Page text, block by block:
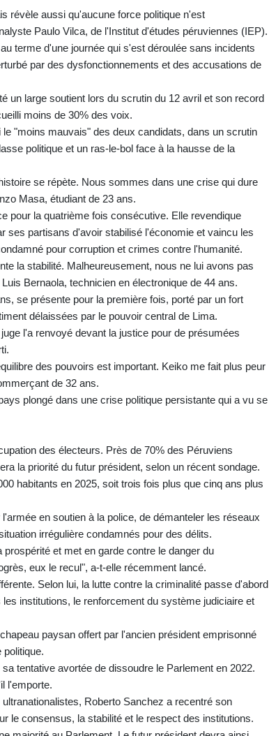
révèle aussi qu'aucune force politique n'est
Paulo Vilca, de l'Institut d'études péruviennes (IEP).
terme d'une journée qui s'est déroulée sans incidents
par des dysfonctionnements et des accusations de
un large soutient lors du scrutin du 12 avril et son record
moins de 30% des voix.
"moins mauvais" des deux candidats, dans un scrutin
politique et un ras-le-bol face à la hausse de la
se répète. Nous sommes dans une crise qui dure
Masa, étudiant de 23 ans.
pour la quatrième fois consécutive. Elle revendique
ses partisans d'avoir stabilisé l'économie et vaincu les
pour corruption et crimes contre l'humanité.
la stabilité. Malheureusement, nous ne lui avons pas
Bernaola, technicien en électronique de 44 ans.
se présente pour la première fois, porté par un fort
délaissées par le pouvoir central de Lima.
l'a renvoyé devant la justice pour de présumées
des pouvoirs est important. Keiko me fait plus peur
de 32 ans.
plongé dans une crise politique persistante qui a vu se
des électeurs. Près de 70% des Péruviens
la priorité du futur président, selon un récent sondage.
habitants en 2025, soit trois fois plus que cinq ans plus
en soutien à la police, de démanteler les réseaux
irrégulière condamnés pour des délits.
et met en garde contre le danger du
eux le recul", a-t-elle récemment lancé.
Selon lui, la lutte contre la criminalité passe d'abord
institutions, le renforcement du système judiciaire et
paysan offert par l'ancien président emprisonné
politique.
tentative avortée de dissoudre le Parlement en 2022.
l'emporte.
Roberto Sanchez a recentré son
le consensus, la stabilité et le respect des institutions.